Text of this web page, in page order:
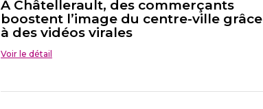
À Châtellerault, des commerçants
boostent l’image du centre-ville grâce
à des vidéos virales
Voir le détail